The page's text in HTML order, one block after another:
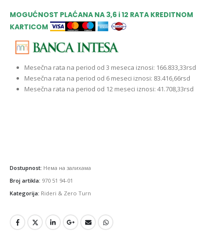
MOGUĆNOST PLAĆANA NA 3,6 i 12 RATA KREDITNOM
KARTICOM
Mesečna rata na period od 3 meseca iznosi: 166.833,33rsd
Mesečna rata na period od 6 meseci iznosi: 83.416,66rsd
Mesečna rata na period od 12 meseci iznosi: 41.708,33rsd
Dostupnost: Нема на залихама
Broj artikla: 970 51 94-01
Kategorija: Rideri & Zero Turn